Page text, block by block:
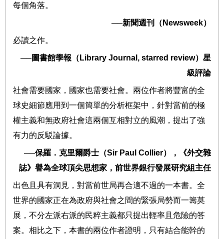
每個角落。
──新聞週刊（ Newsweek）
必讀之作。
──圖書館學報（ Library Journal, starred review）星
級評論
社會需要國家，國家也需要社會。兩位作者將豐富的全
球史細節應用到一個簡單的分析框架中，針對當前的極
權主義和無政府社會這兩個互相對立的風潮，提出了強
有力的反駁論據。
──保羅．克里爾爵士（Sir Paul Collier），《外交雜
誌》譽為全球頂尖思想家，前世界銀行發展研究組主任
出色且具有洞見，對當前世局再合適不過的一本書。全
世界的國家正在為政府與社會之間的緊張局勢而一籌莫
展，不分左派右派的民粹主義都只提出輕率且危險的答
案。相比之下，本書的兩位作者證明，只有結合能幹的